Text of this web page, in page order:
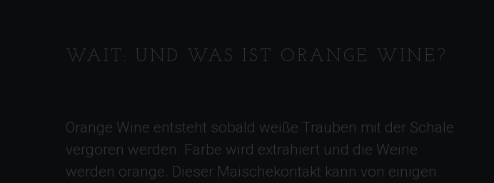
WAIT: UND WAS IST ORANGE WINE?
Orange Wine entsteht sobald weiße Trauben mit der Schale
vergoren werden. Farbe wird extrahiert und die Weine
werden orange. Dieser Maischekontakt kann von einigen